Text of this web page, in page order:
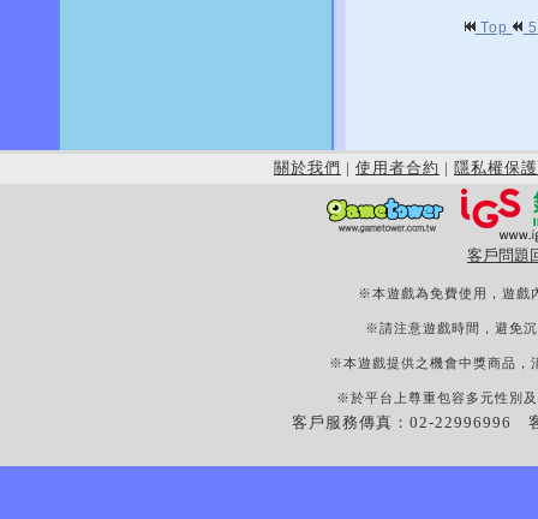
Top 5
關於我們 | 使用者合約 | 隱私權保護
客戶問題
※本遊戲為免費使用，遊戲
※請注意遊戲時間，避免
※本遊戲提供之機會中獎商品，
※於平台上尊重包容多元性別
客戶服務傳真：02-22996996